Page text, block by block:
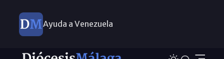
Ayuda a Venezuela